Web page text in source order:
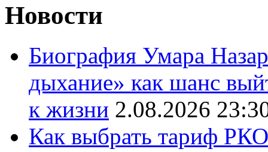
Новости
Биография Умара
дыхание» как шанс
к жизни 2.08.2026
Как выбрать тариф